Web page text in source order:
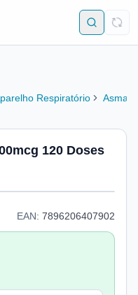
Respiratório Asma
120 Doses
EAN: 7896206407902